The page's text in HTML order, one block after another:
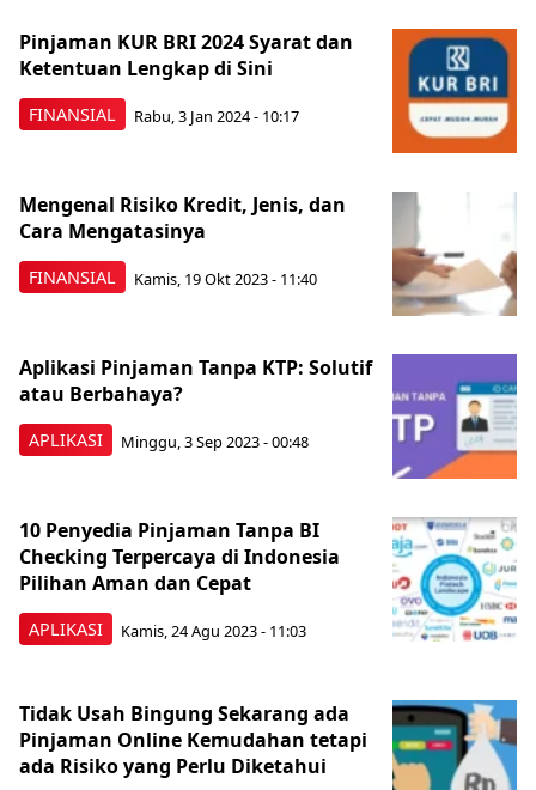
FINANSIAL
Pinjaman KUR BRI 2024 Syarat dan
Ketentuan Lengkap di Sini
Rabu, 3 Jan 2024 - 10:17
FINANSIAL
Mengenal Risiko Kredit, Jenis, dan
Cara Mengatasinya
Kamis, 19 Okt 2023 - 11:40
APLIKASI
Aplikasi Pinjaman Tanpa KTP: Solutif
atau Berbahaya?
Minggu, 3 Sep 2023 - 00:48
APLIKASI
10 Penyedia Pinjaman Tanpa BI
Checking Terpercaya di Indonesia
Pilihan Aman dan Cepat
Kamis, 24 Agu 2023 - 11:03
Tidak Usah Bingung Sekarang ada
Pinjaman Online Kemudahan tetapi
ada Risiko yang Perlu Diketahui